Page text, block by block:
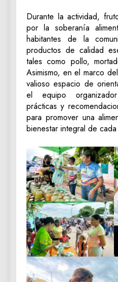
Durante la actividad,
por la soberanía
habitantes de la
productos de calidad
tales como pollo,
Asimismo, en el marco
valioso espacio de
el equipo
prácticas y
para promover una
bienestar integral de